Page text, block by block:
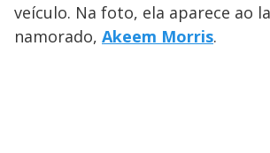
veículo. Na foto, ela aparece ao
namorado, Akeem Morris.